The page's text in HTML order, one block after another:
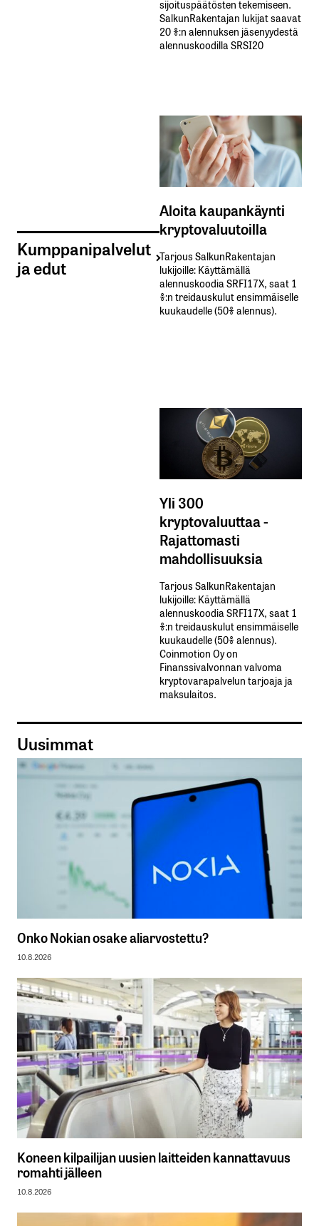
Kumppanipalvelut
ja edut
sijoituspäätösten tekemiseen.
SalkunRakentajan lukijat saavat
20 %:n alennuksen jäsenyydestä
alennuskoodilla SRSI20
Aloita kaupankäynti
kryptovaluutoilla
Tarjous SalkunRakentajan
lukijoille: Käyttämällä​ ​
alennuskoodia​ ​SRFI17X,​ ​saat​ ​1
%:n treidauskulut​ ​ensimmäiselle​ ​
kuukaudelle​ ​(50%​ ​alennus).
Yli 300
kryptovaluuttaa -
Rajattomasti
mahdollisuuksia
Tarjous SalkunRakentajan
lukijoille: Käyttämällä​ ​
alennuskoodia​ ​SRFI17X,​ ​saat​ ​1
%:n treidauskulut​ ​ensimmäiselle​ ​
kuukaudelle​ ​(50%​ ​alennus).
Coinmotion Oy on
Finanssivalvonnan valvoma
kryptovarapalvelun tarjoaja ja
maksulaitos.
Uusimmat
Onko Nokian osake aliarvostettu?
10.8.2026
Koneen kilpailijan uusien laitteiden kannattavuus
romahti jälleen
10.8.2026